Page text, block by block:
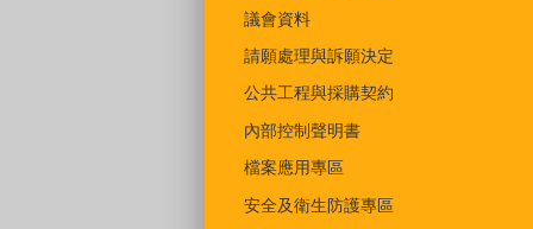
議會資料
請願處理與訴願決定
公共工程與採購契約
內部控制聲明書
檔案應用專區
安全及衛生防護專區